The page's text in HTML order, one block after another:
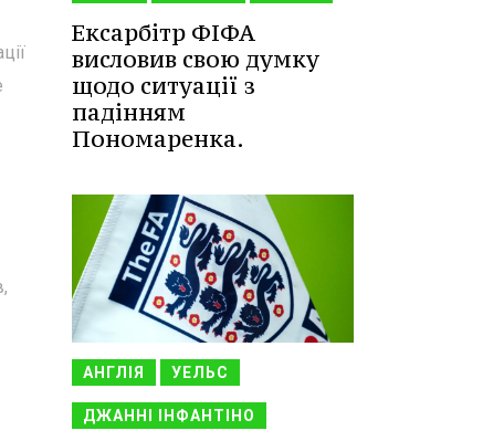
Ексарбітр ФІФА
висловив свою думку
щодо ситуації з
падінням
Пономаренка.
АНГЛІЯ УЕЛЬС
ДЖАННІ ІНФАНТІНО